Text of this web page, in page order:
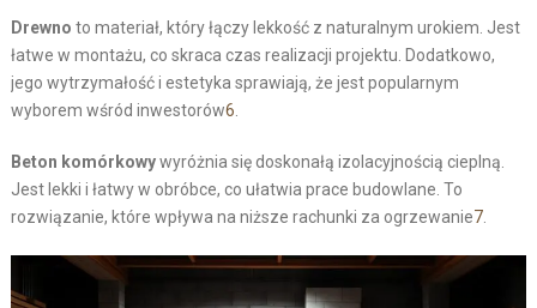
Drewno to materiał, który łączy lekkość z naturalnym urokiem. Jest
łatwe w montażu, co skraca czas realizacji projektu. Dodatkowo,
jego wytrzymałość i estetyka sprawiają, że jest popularnym
wyborem wśród inwestorów6
Beton komórkowywyróżnia się doskonałą izolacyjnością cieplną.
Jest lekki i łatwy w obróbce, co ułatwia prace budowlane. To
rozwiązanie, które wpływa na niższe rachunki za ogrzewanie7.